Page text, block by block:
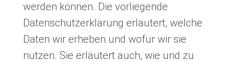
werden können. Die vorliegende
Datenschutzerklärung erläutert, welche
Daten wir erheben und wofür wir sie
nutzen. Sie erläutert auch, wie und zu